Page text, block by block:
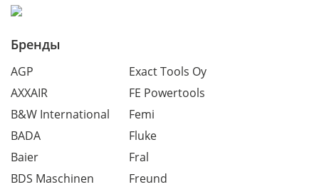
Бренды
AGP
AXXAIR
B&W International
BADA
Baier
BDS Maschinen
Exact Tools Oy
FE Powertools
Femi
Fluke
Fral
Freund